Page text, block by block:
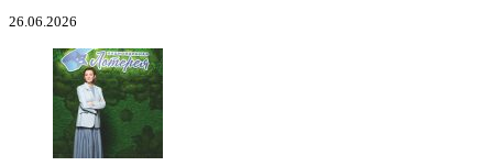
26.06.2026